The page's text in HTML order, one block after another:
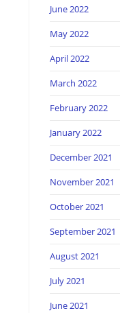
June 2022
May 2022
April 2022
March 2022
February 2022
January 2022
December 2021
November 2021
October 2021
September 2021
August 2021
July 2021
June 2021